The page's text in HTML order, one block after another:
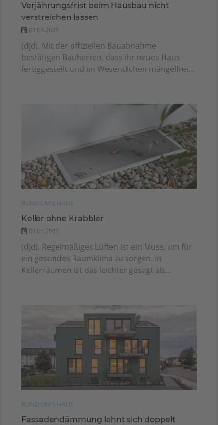
Verjährungsfrist beim Hausbau nicht
verstreichen lassen
01.03.2021
(djd). Mit der offiziellen Bauabnahme
bestätigen Bauherren, dass ihr neues Haus
fertiggestellt und im Wesentlichen mängelfrei...
RUND UM'S HAUS
Keller ohne Krabbler
01.03.2021
(djd). Regelmäßiges Lüften ist ein Muss, um für
ein gesundes Raumklima zu sorgen. In
Kellerräumen ist das leichter gesagt als...
RUND UM'S HAUS
Fassadendämmung lohnt sich doppelt